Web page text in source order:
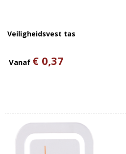
Veiligheidsvest tas
Vanaf € 0,37